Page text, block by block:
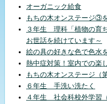
オーガニック給食
もちの木オンステージ③
３年生 理科「植物の育
お世話を続けています～
絵の具の好きな色で色水
熱中症対策！室内での楽
もちの木オンステージ（
６年生 手洗い洗たく
４年生 社会科校外学習